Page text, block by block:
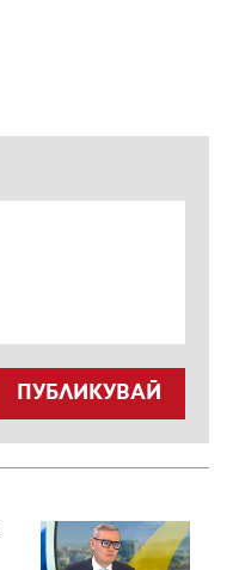
ПУБЛИКУВАЙ